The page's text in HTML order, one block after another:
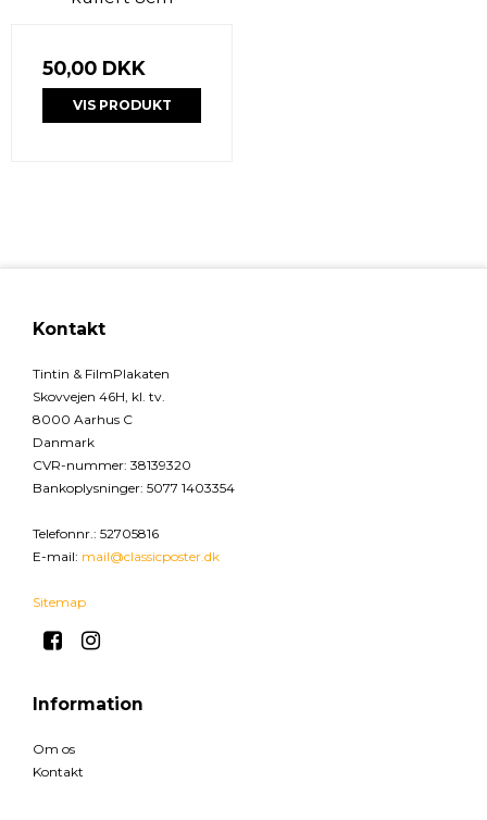
50,00 DKK
VIS PRODUKT
Kontakt
Tintin & FilmPlakaten
Skovvejen 46H, kl. tv.
8000 Aarhus C
Danmark
CVR-nummer: 38139320
Bankoplysninger: 5077 1403354
Telefonnr.: 52705816
E-mail: mail@classicposter.dk
Sitemap
Information
Om os
Kontakt